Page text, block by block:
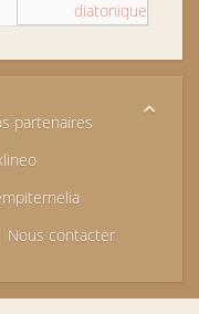
partenaires
Nous contacter